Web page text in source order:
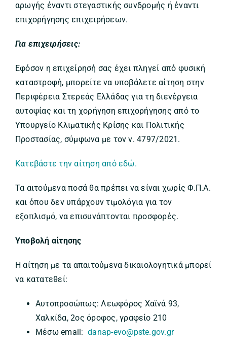
αρωγής έναντι στεγαστικής συνδρομής ή έναντι
επιχορήγησης επιχειρήσεων.
Για επιχειρήσεις:
Εφόσον η επιχείρησή σας έχει πληγεί από φυσική
καταστροφή, μπορείτε να υποβάλετε αίτηση στην
Περιφέρεια Στερεάς Ελλάδας για τη διενέργεια
αυτοψίας και τη χορήγηση επιχορήγησης από το
Υπουργείο Κλιματικής Κρίσης και Πολιτικής
Προστασίας, σύμφωνα με τον ν. 4797/2021.
Κατεβάστε την αίτηση από εδώ.
Τα αιτούμενα ποσά θα πρέπει να είναι χωρίς Φ.Π.Α.
και όπου δεν υπάρχουν τιμολόγια για τον
εξοπλισμό, να επισυνάπτονται προσφορές.
Υποβολή αίτησης
Η αίτηση με τα απαιτούμενα δικαιολογητικά μπορεί
να κατατεθεί:
Αυτοπροσώπως: Λεωφόρος Χαϊνά 93,
Χαλκίδα, 2ος όροφος, γραφείο 210
Μέσω email:danap-evo@pste.gov.gr